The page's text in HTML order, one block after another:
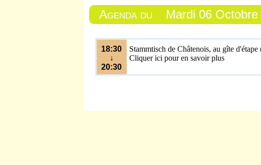
Agenda du Mardi 06 Octobre
18:30
↓
20:30
Stammtisch de Châtenois, au gîte
Cliquer ici pour en savoir plus